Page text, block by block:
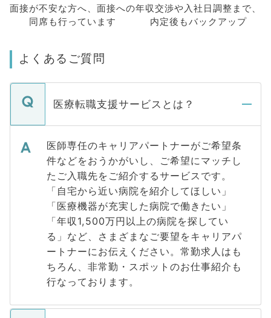
面接が不安な方へ、 面接への
同席も行っています
年収交渉や入社日調整まで、
内定後もバックアップ
よくあるご質問
医療転職支援サービスとは？
医師専任のキャリアパートナーがご希望条
件などをおうかがいし、ご希望にマッチし
たご入職先をご紹介するサービスです。
「自宅から近い病院を紹介してほしい」
「医療機器が充実した病院で働きたい」
「年収1,500万円以上の病院を探してい
る」など、さまざまなご要望をキャリアパ
ートナーにお伝えください。常勤求人はも
ちろん、非常勤・スポットのお仕事紹介も
行なっております。